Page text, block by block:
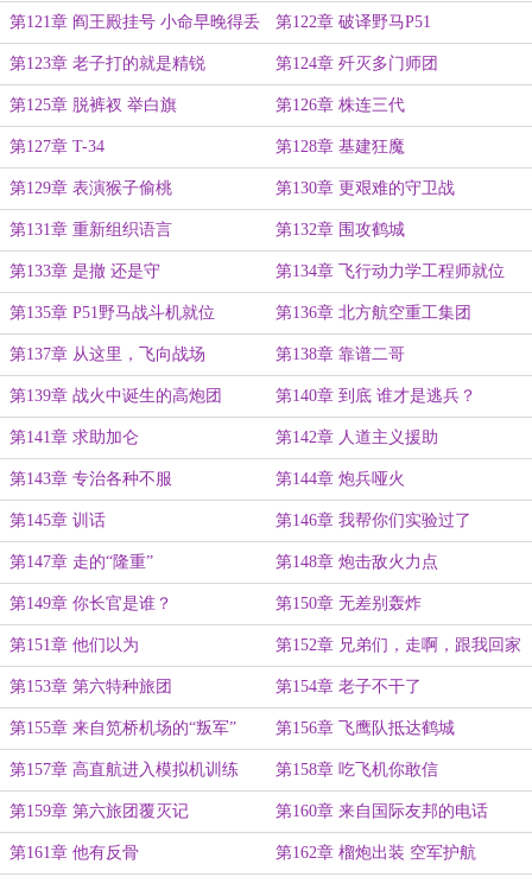
第121章 阎王殿挂号 小命早晚得丢 第122章 破译野马P51
第123章 老子打的就是精锐 第124章 歼灭多门师团
第125章 脱裤衩 举白旗 第126章 株连三代
第127章 T-34 第128章 基建狂魔
第129章 表演猴子偷桃 第130章 更艰难的守卫战
第131章 重新组织语言 第132章 围攻鹤城
第133章 是撤 还是守 第134章 飞行动力学工程师就位
第135章 P51野马战斗机就位 第136章 北方航空重工集团
第137章 从这里，飞向战场 第138章 靠谱二哥
第139章 战火中诞生的高炮团 第140章 到底 谁才是逃兵？
第141章 求助加仑 第142章 人道主义援助
第143章 专治各种不服 第144章 炮兵哑火
第145章 训话 第146章 我帮你们实验过了
第147章 走的“隆重” 第148章 炮击敌火力点
第149章 你长官是谁？ 第150章 无差别轰炸
第151章 他们以为 第152章 兄弟们，走啊，跟我回家
第153章 第六特种旅团 第154章 老子不干了
第155章 来自笕桥机场的“叛军” 第156章 飞鹰队抵达鹤城
第157章 高直航进入模拟机训练 第158章 吃飞机你敢信
第159章 第六旅团覆灭记 第160章 来自国际友邦的电话
第161章 他有反骨 第162章 榴炮出装 空军护航